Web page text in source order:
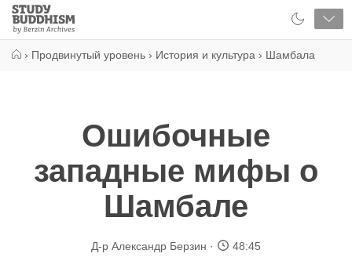
Close
Study
Buddhism
› Продвинутый уровень › История и культура › Шамбала
Ошибочные
западные мифы о
Шамбале
Д-р Александр Берзин 48:45